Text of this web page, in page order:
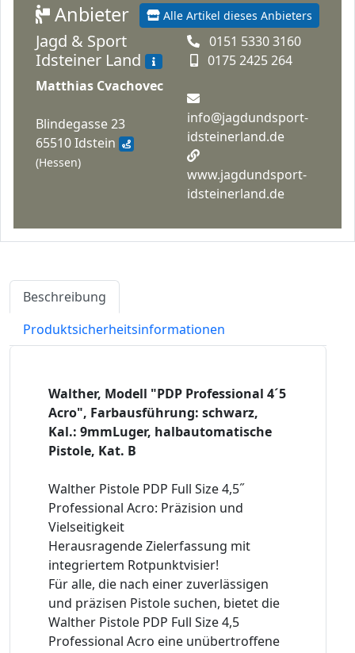
Alle Artikel dieses Anbieters
Anbieter
Jagd & Sport
Idsteiner Land
Matthias Cvachovec
Blindegasse 23
65510 Idstein
(Hessen)
0151 5330 3160
0175 2425 264
info@jagdundsport-
idsteinerland.de
www.jagdundsport-
idsteinerland.de
Beschreibung
Produktsicherheitsinformationen
Walther, Modell "PDP Professional 4´5
Acro", Farbausführung: schwarz,
Kal.: 9mmLuger, halbautomatische
Pistole, Kat. B
Walther Pistole PDP Full Size 4,5˝
Professional Acro: Präzision und
Vielseitigkeit
Herausragende Zielerfassung mit
integriertem Rotpunktvisier!
Für alle, die nach einer zuverlässigen
und präzisen Pistole suchen, bietet die
Walther Pistole PDP Full Size 4,5
Professional Acro eine unübertroffene